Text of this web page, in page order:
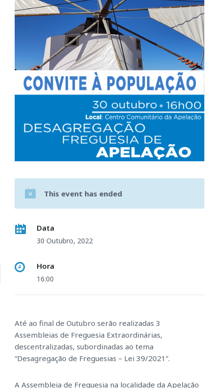
This event has ended
Data
30 Outubro, 2022
Hora
16:00
Até ao final de Outubro serão realizadas 3
Assembleias de Freguesia Extraordinárias,
descentralizadas, subordinadas ao tema
“Desagregação de Freguesias – Lei 39/2021”.
A Assembleia de Freguesia na localidade da Apelação